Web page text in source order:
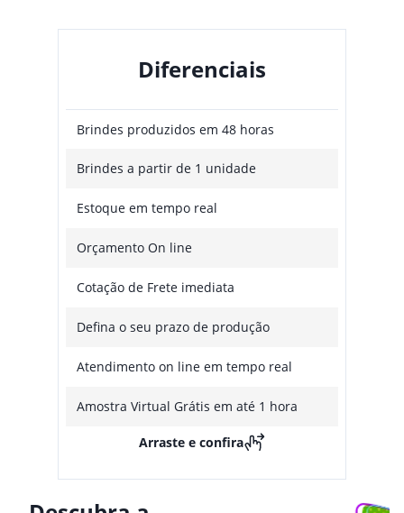
Diferenciais
Brindes produzidos em 48 horas
Brindes a partir de 1 unidade
Estoque em tempo real
Orçamento On line
Cotação de Frete imediata
Defina o seu prazo de produção
Atendimento on line em tempo real
Amostra Virtual Grátis em até 1 hora
Arraste e confira